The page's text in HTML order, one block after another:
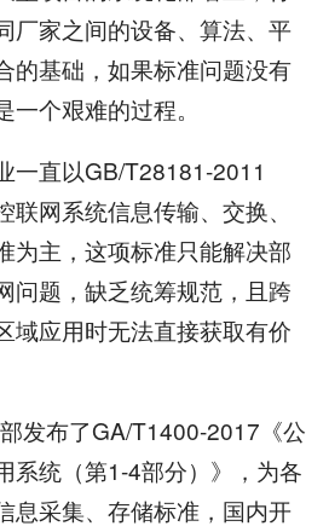
厂家之间的设备、算法、平
的基础，如果标准问题没有
个艰难的过程。
直以GB/T28181-2011
联网系统信息传输、交换、
为主，这项标准只能解决部
问题，缺乏统筹规范，且跨
域应用时无法直接获取有价
布了GA/T1400-2017《公
系统（第1-4部分）》，为各
息采集、存储标准，国内开